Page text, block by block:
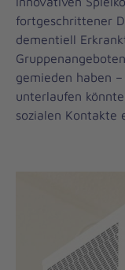
fortgeschrittener
dementiell
gemieden haben
unterlaufen
sozialen Kontakte